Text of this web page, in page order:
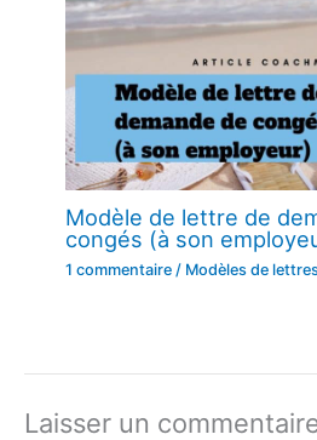
Modèle de lettre de
congés (à son
1 commentaire / Modèles de
Laisser un